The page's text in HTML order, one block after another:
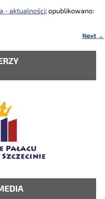
- aktualności; opublikowano:
Next →